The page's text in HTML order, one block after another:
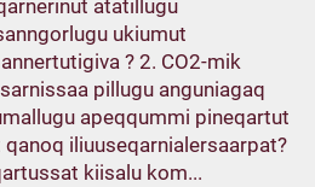
atatillugu
ukiumut
? 2. CO2-mik
pillugu anguniagaq
apeqqummi pineqartut
iliuuseqarnialersaarpat?
kiisalu kom...